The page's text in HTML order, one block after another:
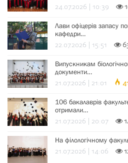
24.07.2026 | 10:39
Лави офіцерів запасу
кафедри…
22.07.2026 | 15:51
Випускникам
документи…
21.07.2026 | 21:01
106 бакалаврів
отримали…
21.07.2026 | 20:07
На філологічному
21.07.2026 | 14:06